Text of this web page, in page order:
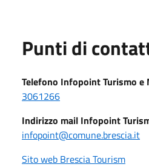
Punti di
Telefono Infopoint Turismo e
3061266
Indirizzo mail Infopoint
infopoint@comune.brescia.it
Sito web Brescia Tourism